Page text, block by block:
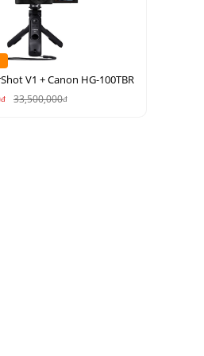
V1 + Canon HG-100TBR
đ 33,500,000đ